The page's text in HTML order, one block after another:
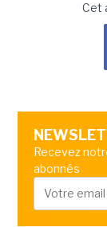
Cet
Recevez
abonnés